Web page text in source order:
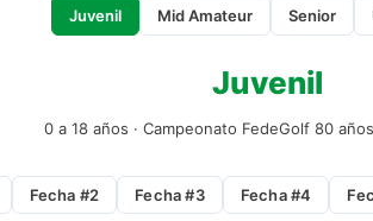
Juvenil Mid Amateur Senior
Juvenil
0 a 18 años · Campeonato FedeGolf 80 años
Fecha #2 Fecha #3 Fecha #4